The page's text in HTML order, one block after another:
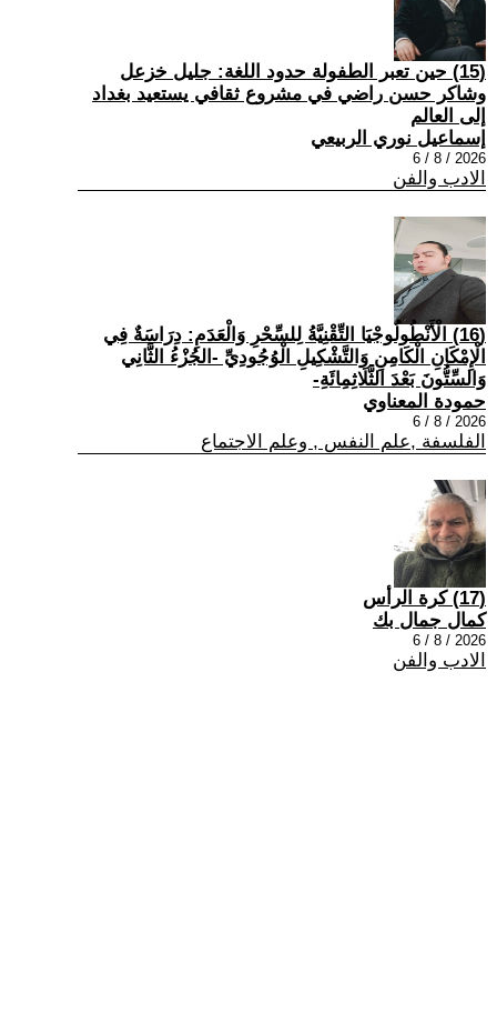
(15) حين تعبر الطفولة حدود اللغة: جليل خزعل
وشاكر حسن راضي في مشروع ثقافي يستعيد بغداد
إلى العالم
إسماعيل نوري الربيعي
2026 / 8 / 6
الادب والفن
(16) الْأَنْطُولُوجْيَا التِّقْنِيَّةُ لِلسِّحْرِ وَالْعَدَمِ: دِرَاسَةٌ فِي
الْإِمْكَانِ الْكَامِنِ وَالتَّشْكِيلِ الْوُجُودِيِّ -الجُزْءُ الثَّانِي
وَالسِّتُّونَ بَعْدَ الثَّلَاثِمِائَةِ-
حمودة المعناوي
2026 / 8 / 6
الفلسفة ,علم النفس , وعلم الاجتماع
(17) كرة الرأس
كمال جمال بك
2026 / 8 / 6
الادب والفن